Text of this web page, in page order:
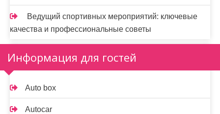
Ведущий спортивных мероприятий: ключевые
качества и профессиональные советы
Информация для гостей
Auto box
Autocar